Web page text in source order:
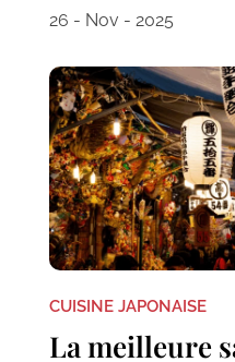
26 - Nov - 2025
CUISINE JAPONAISE
La meilleure